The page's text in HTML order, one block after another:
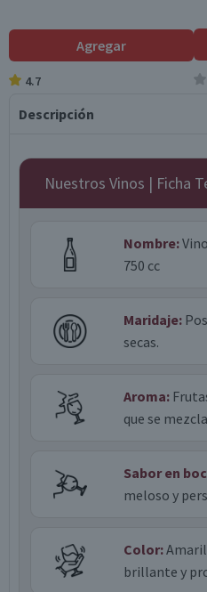
Agregar
4.7
Descripción
Nuestros Vinos | Ficha
Nombre:
750 cc
Maridaje:
secas.
Aroma:
que se
Sabor en
meloso y
Color:
brillante y